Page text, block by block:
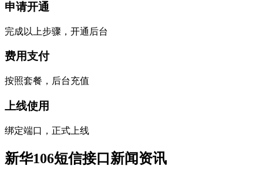
申请开通
完成以上步骤，开通后台
费用支付
按照套餐，后台充值
上线使用
绑定端口，正式上线
新华106短信接口新闻资讯